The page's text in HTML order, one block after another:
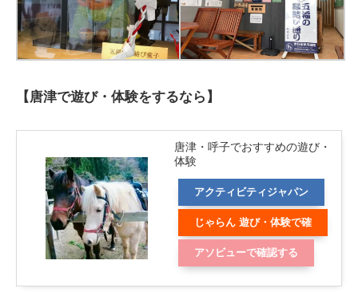
【唐津で遊び・体験をするなら】
唐津・呼子でおすすめの遊び・
体験
アクティビティジャパン
じゃらん 遊び・体験で確
認する
アソビューで確認する